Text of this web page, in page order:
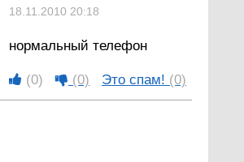
18.11.2010 20:18
нормальный телефон
(0) (0) Это спам! (0)